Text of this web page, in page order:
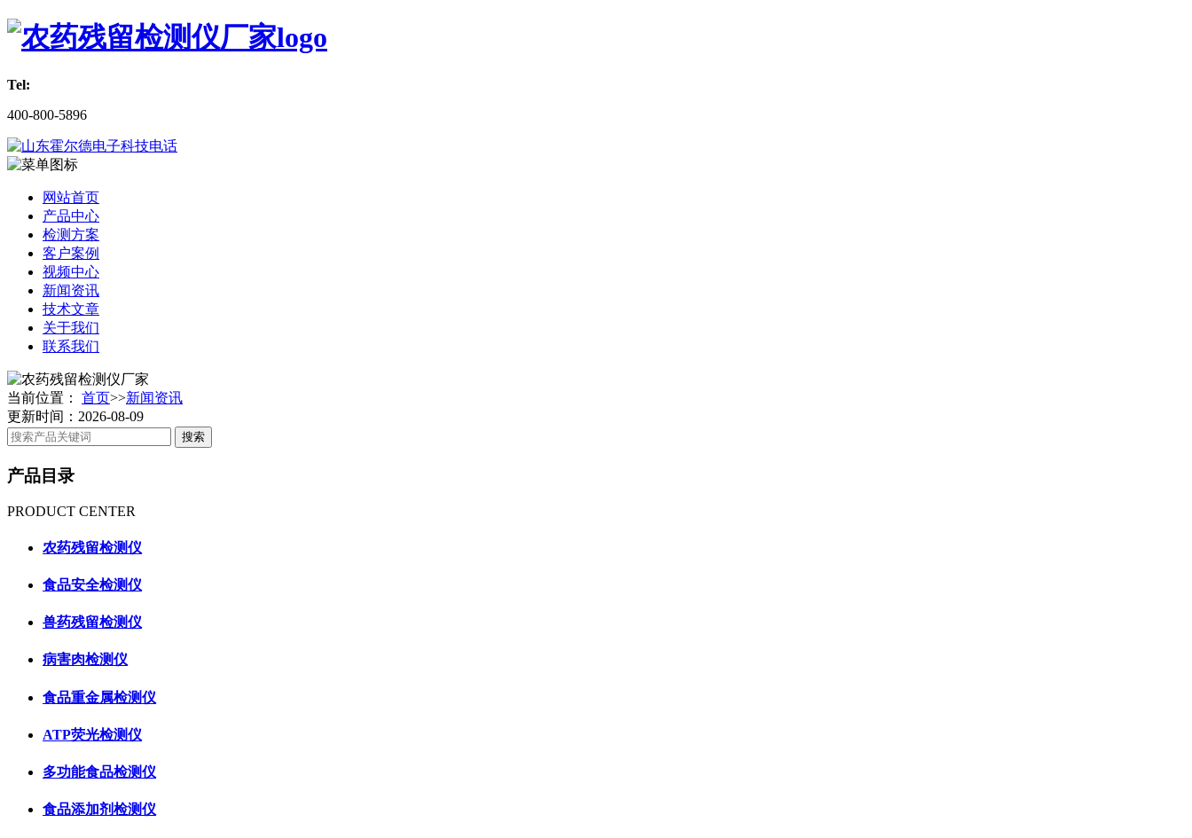
Tel:
400-800-5896
网站首页
产品中心
检测方案
客户案例
视频中心
新闻资讯
技术文章
关于我们
联系我们
当前位置： 首页>>新闻资讯
更新时间：2026-08-09
产品目录
PRODUCT CENTER
农药残留检测仪
食品安全检测仪
兽药残留检测仪
病害肉检测仪
食品重金属检测仪
ATP荧光检测仪
多功能食品检测仪
食品添加剂检测仪